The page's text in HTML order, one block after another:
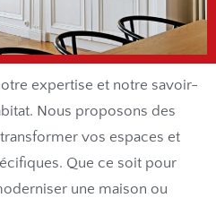
expertise et notre savoir-
Nous proposons des
vos espaces et
Que ce soit pour
une maison ou